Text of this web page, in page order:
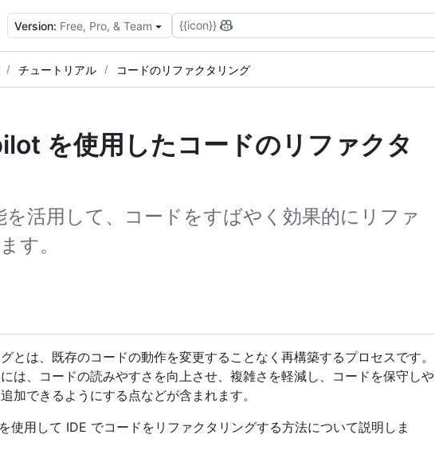
Version: Free, Pro, & Team {{icon}}
チュートリアル コードのリファクタリング
を使用したコードのリファクタ
活用して、コードをすばやく効果的にリファ
す。
とは、既存のコードの動作を変更することなく再構築するプロセスです。
は、コードの読みやすさを向上させ、複雑さを軽減し、コードを保守しや
加できるようにする点などが含まれます。
使用して IDE でコードをリファクタリングする方法について説明しま